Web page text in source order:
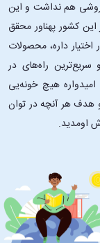
هم نداشت و این
این کشور پهناور محقق
داره، محصولات
راه‌های در
هیچ خونه‌یی
هدف هر آنچه در توان
اومدید.